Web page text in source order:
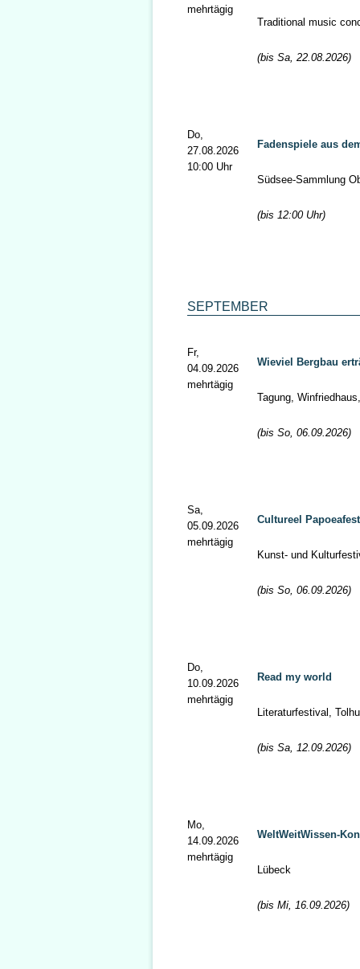
mehrtägig
Traditional music
(bis Sa, 22.08.2026)
Do,
27.08.2026
10:00 Uhr
Fadenspiele aus
Südsee-Sammlung
(bis 12:00 Uhr)
SEPTEMBER
Fr,
04.09.2026
mehrtägig
Wieviel Bergbau
Tagung,
(bis So, 06.09.2026)
Sa,
05.09.2026
mehrtägig
Cultureel
Kunst- und
(bis So, 06.09.2026)
Do,
10.09.2026
mehrtägig
Read my world
Literaturfestival,
(bis Sa, 12.09.2026)
Mo,
14.09.2026
mehrtägig
WeltWeitWissen-
Lübeck
(bis Mi, 16.09.2026)